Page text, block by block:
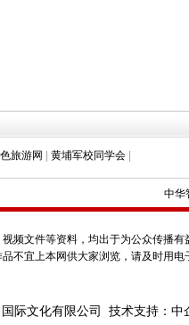
旅游网 黄埔军校同学会
中华
频文件等资料，均出于为公众传播
不宜上本网供大家浏览，请及时用
际文化有限公司 技术支持：